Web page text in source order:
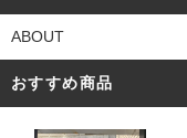
ABOUT
おすすめ商品